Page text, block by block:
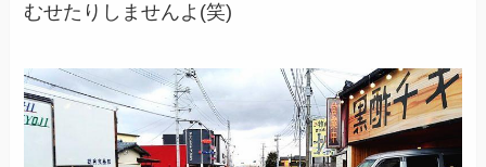
むせたりしませんよ(笑)